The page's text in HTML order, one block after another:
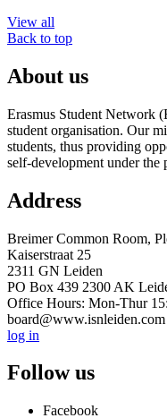
View all
Back to top
About us
Erasmus Student Network
student organisation. Our
students, thus providing
self-development under the
Address
Breimer Common Room,
Kaiserstraat 25
2311 GN Leiden
PO Box 439 2300 AK
Office Hours: Mon-Thur
board@www.isnleiden.com
log in
Follow us
Facebook